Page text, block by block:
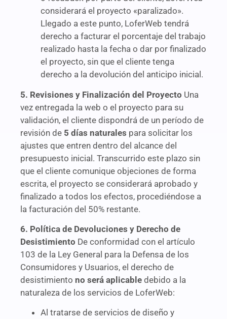
considerará el proyecto «paralizado».
Llegado a este punto, LoferWeb tendrá
derecho a facturar el porcentaje del trabajo
realizado hasta la fecha o dar por finalizado
el proyecto, sin que el cliente tenga
derecho a la devolución del anticipo inicial.
5. Revisiones y Finalización del Proyecto Una
vez entregada la web o el proyecto para su
validación, el cliente dispondrá de un período de
revisión de 5 días naturales para solicitar los
ajustes que entren dentro del alcance del
presupuesto inicial. Transcurrido este plazo sin
que el cliente comunique objeciones de forma
escrita, el proyecto se considerará aprobado y
finalizado a todos los efectos, procediéndose a
la facturación del 50% restante.
6. Política de Devoluciones y Derecho de
Desistimiento De conformidad con el artículo
103 de la Ley General para la Defensa de los
Consumidores y Usuarios, el derecho de
desistimiento no será aplicable debido a la
naturaleza de los servicios de LoferWeb:
Al tratarse de servicios de diseño y